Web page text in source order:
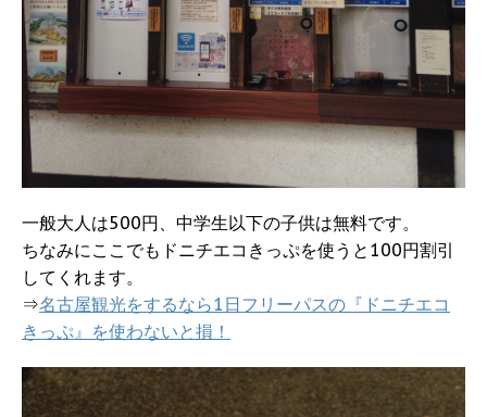
一般大人は500円、中学生以下の子供は無料です。
ちなみにここでもドニチエコきっぷを使うと100円割引
してくれます。
⇒名古屋観光をするなら1日フリーパスの『ドニチエコ
きっぷ』を使わないと損！